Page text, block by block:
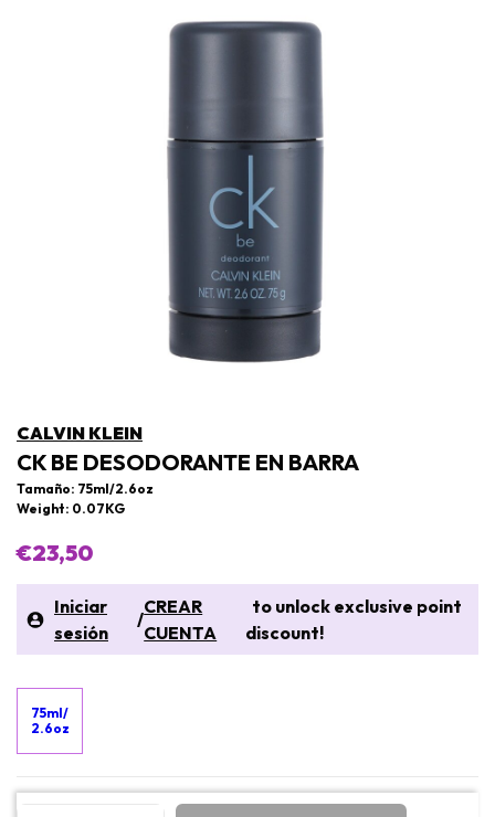
CALVIN KLEIN
CK BE DESODORANTE EN BARRA
Tamaño: 75ml/2.6oz
Weight: 0.07KG
€23,50
Iniciar
sesión
/
CREAR
CUENTA
to unlock exclusive point
discount!
75ml/
2.6oz